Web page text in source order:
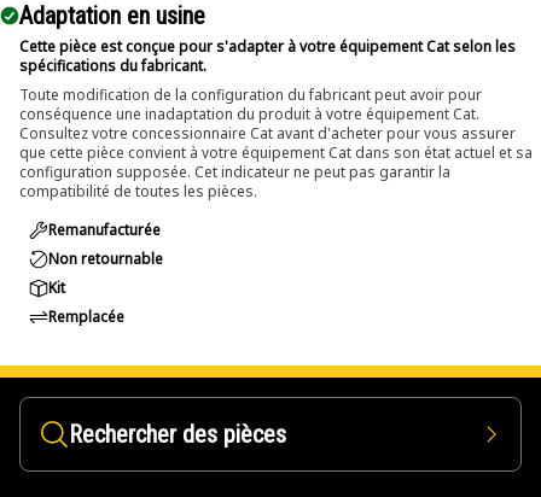
Adaptation en usine
Cette pièce est conçue pour s'adapter à votre équipement Cat selon les
spécifications du fabricant.
Toute modification de la configuration du fabricant peut avoir pour
conséquence une inadaptation du produit à votre équipement Cat.
Consultez votre concessionnaire Cat avant d'acheter pour vous assurer
que cette pièce convient à votre équipement Cat dans son état actuel et sa
configuration supposée. Cet indicateur ne peut pas garantir la
compatibilité de toutes les pièces.
Remanufacturée
Non retournable
Kit
Remplacée
Rechercher des pièces